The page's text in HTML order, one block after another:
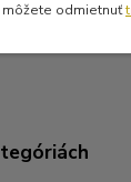
listami so
môžete odmietnuť